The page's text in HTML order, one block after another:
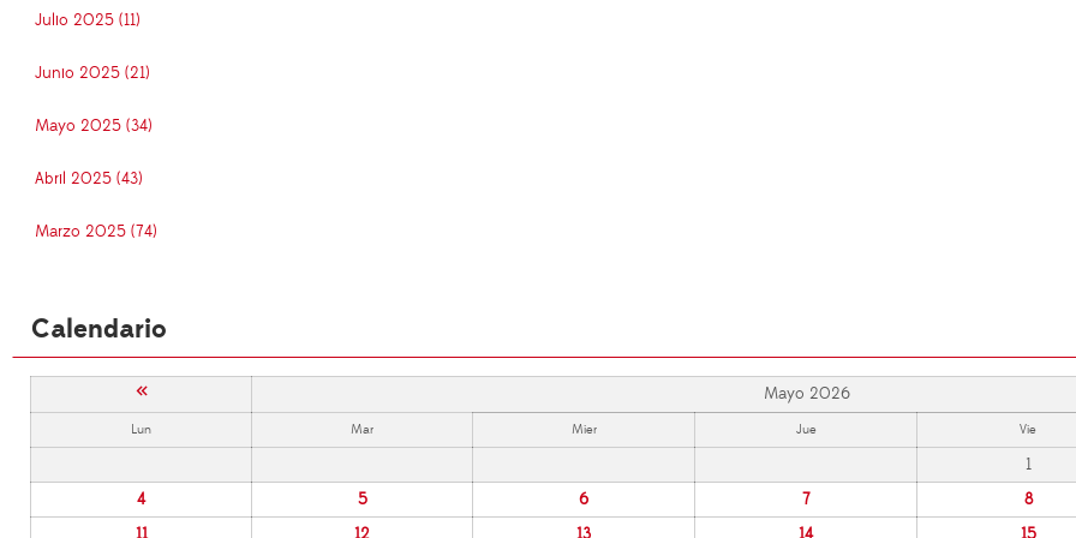
Julio 2025 (11)
Junio 2025 (21)
Mayo 2025 (34)
Abril 2025 (43)
Marzo 2025 (74)
Calendario
« Mayo 2026
Lun Mar Mier Jue Vie
1
4
5 6 7 8